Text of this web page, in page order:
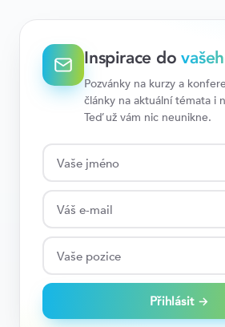
Inspirace do
Pozvánky na kurzy a
články na aktuální témata i
Teď už vám nic neunikne.
Přihlásit →